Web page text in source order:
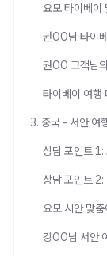
요모 타이베이
권OO님 타이
권OO 고객님
타이베이 여행
3. 중국 - 서안 여
상담 포인트 1:
상담 포인트 2:
요모 시안 맞
강OO님 서안